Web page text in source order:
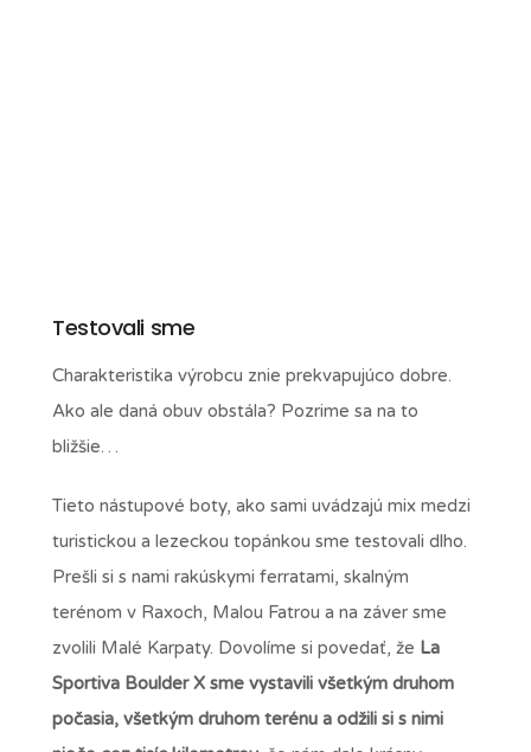
Testovali sme
Charakteristika výrobcu znie prekvapujúco dobre.
Ako ale daná obuv obstála? Pozrime sa na to
bližšie…
Tieto nástupové boty, ako sami uvádzajú mix medzi
turistickou a lezeckou topánkou sme testovali dlho.
Prešli si s nami rakúskymi ferratami, skalným
terénom v Raxoch, Malou Fatrou a na záver sme
zvolili Malé Karpaty. Dovolíme si povedať, že La
Sportiva Boulder X sme vystavili všetkým druhom
počasia, všetkým druhom terénu a odžili si s nimi